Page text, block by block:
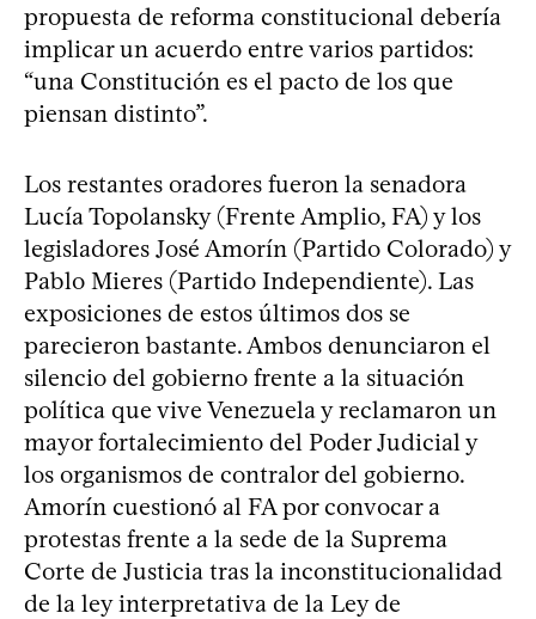
propuesta de reforma constitucional debería
implicar un acuerdo entre varios partidos:
“una Constitución es el pacto de los que
piensan distinto”.
Los restantes oradores fueron la senadora
Lucía Topolansky (Frente Amplio, FA) y los
legisladores José Amorín (Partido Colorado) y
Pablo Mieres (Partido Independiente). Las
exposiciones de estos últimos dos se
parecieron bastante. Ambos denunciaron el
silencio del gobierno frente a la situación
política que vive Venezuela y reclamaron un
mayor fortalecimiento del Poder Judicial y
los organismos de contralor del gobierno.
Amorín cuestionó al FA por convocar a
protestas frente a la sede de la Suprema
Corte de Justicia tras la inconstitucionalidad
de la ley interpretativa de la Ley de